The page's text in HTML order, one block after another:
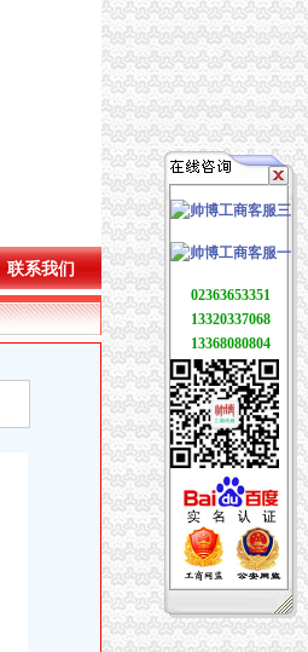
联系我们
02363653351
13320337068
13368080804